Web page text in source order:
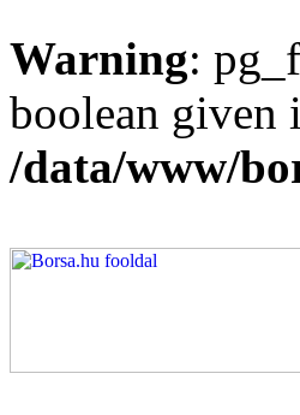
Warning:
boolean given
/data/www/